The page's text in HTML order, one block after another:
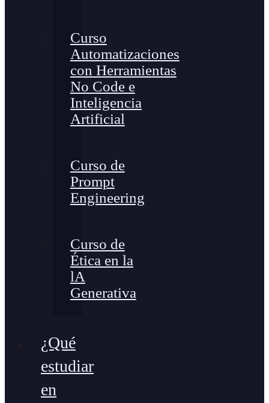
Curso
Automatizaciones
con Herramientas
No Code e
Inteligencia
Artificial
Curso de
Prompt
Engineering
Curso de
Ética en la
lA
Generativa
¿Qué
estudiar
en